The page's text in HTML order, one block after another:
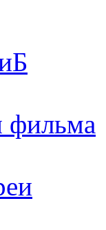
фильма